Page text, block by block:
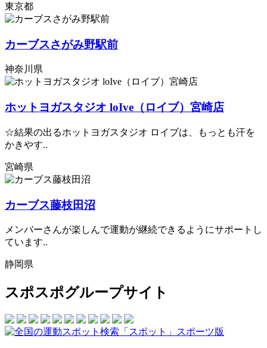
東京都
カーブスさがみ野駅前
神奈川県
ホットヨガスタジオ loIve（ロイブ）宮崎店
☆結果の出るホットヨガスタジオ ロイブは、もっとも汗を
かきやす..
宮崎県
カーブス藤枝田沼
メンバーさんが楽しんで運動が継続できるようにサポートし
ています..
静岡県
スポスポグループサイト